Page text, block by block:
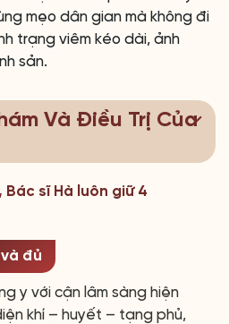
mẹo dân gian mà không đi
trạng viêm kéo dài, ảnh
sản.
Và Điều Trị Của
Bác sĩ Hà luôn giữ 4
đủ
y với cận lâm sàng hiện
khí – huyết – tạng phủ,